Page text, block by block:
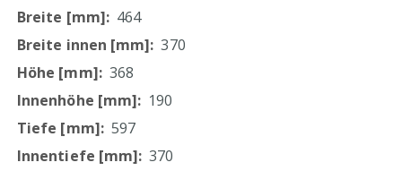
464
370
368
190
597
370